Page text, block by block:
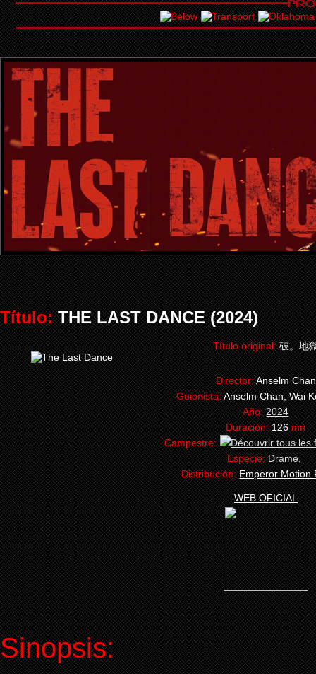
Título:THE LAST DANCE (2024)
Título original:破。地
Director:Anselm Chan
Guionista:Anselm Chan, Wai
Año:2024
Duración:126mn
Campestre:
Especie:Drame,
Distribución:Emperor Motion
WEB OFICIAL
Sinopsis: